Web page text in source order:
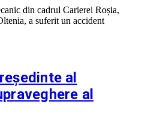
din cadrul Carierei Roșia,
a suferit un accident
al
al